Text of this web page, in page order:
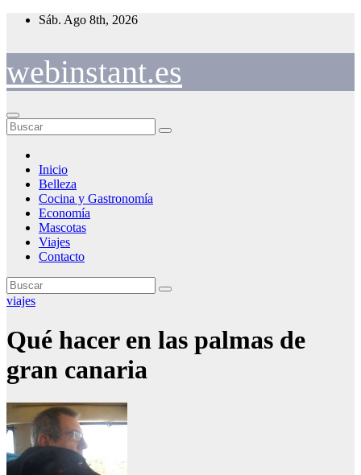
Saltar
Sáb. Ago 8th, 2026
webinstant.es
Inicio
Belleza
Cocina y Gastronomía
Economía
Mascotas
Viajes
Contacto
viajes
Qué hacer en las palmas de
gran canaria